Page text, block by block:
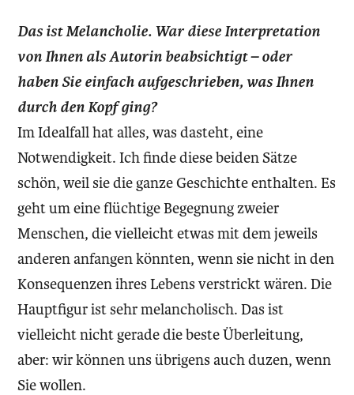
Das ist Melancholie. War diese Interpretation
von Ihnen als Autorin beabsichtigt – oder
haben Sie einfach aufgeschrieben, was Ihnen
durch den Kopf ging?
Im Idealfall hat alles, was dasteht, eine
Notwendigkeit. Ich finde diese beiden Sätze
schön, weil sie die ganze Geschichte enthalten. Es
geht um eine flüchtige Begegnung zweier
Menschen, die vielleicht etwas mit dem jeweils
anderen anfangen könnten, wenn sie nicht in den
Konsequenzen ihres Lebens verstrickt wären. Die
Hauptfigur ist sehr melancholisch. Das ist
vielleicht nicht gerade die beste Überleitung,
aber: wir können uns übrigens auch duzen, wenn
Sie wollen.